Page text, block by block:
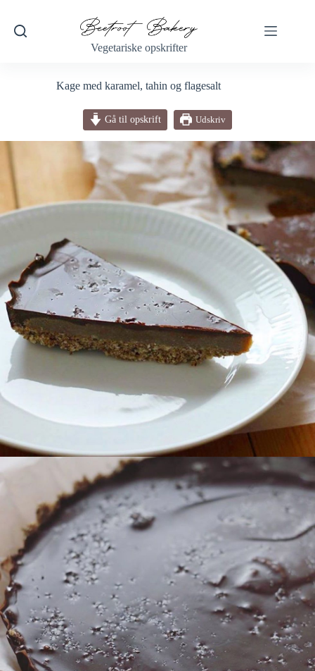
indhold
Vegetariske opskrifter
Kage med karamel, tahin og flagesalt
Gå til opskrift Udskriv